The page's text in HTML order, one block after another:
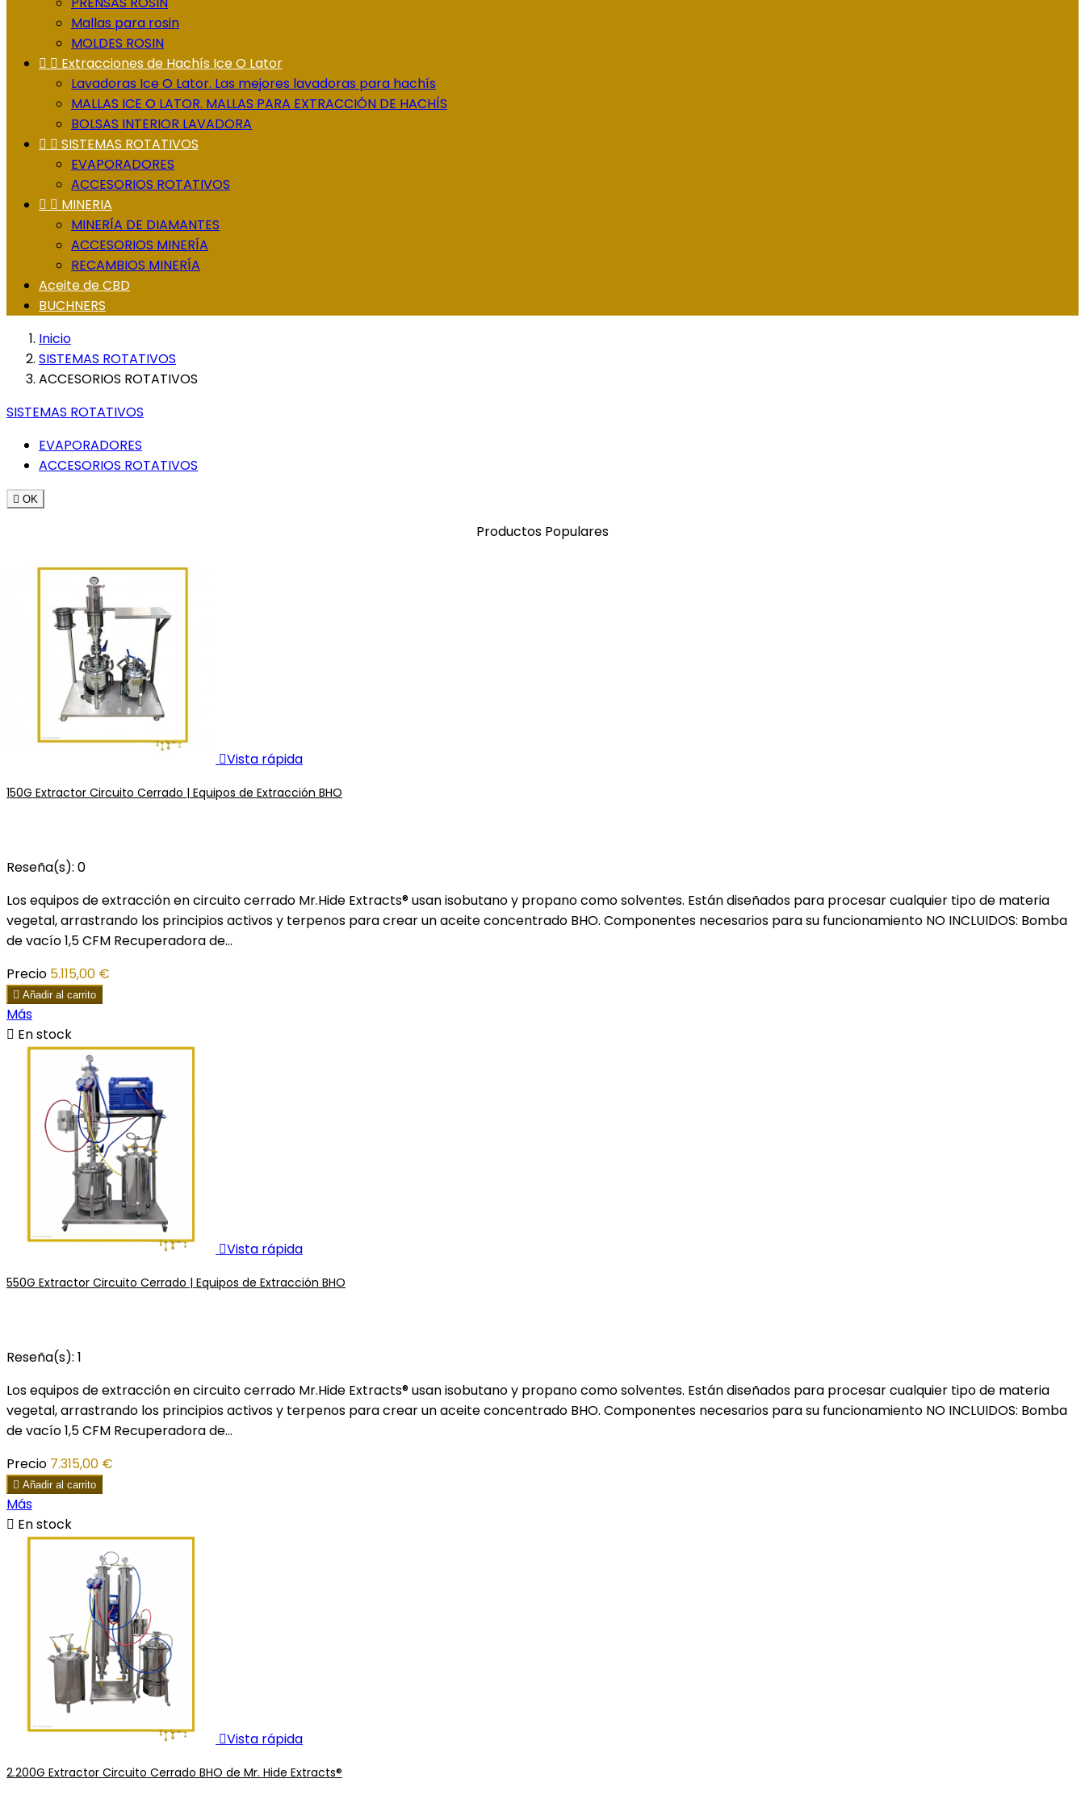
Mallas para rosin
MOLDES ROSIN
  Extracciones de Hachís Ice O Lator
Lavadoras Ice O Lator. Las mejores lavadoras para hachís
MALLAS ICE O LATOR. MALLAS PARA EXTRACCIÓN DE HACHÍS
BOLSAS INTERIOR LAVADORA
  SISTEMAS ROTATIVOS
EVAPORADORES
ACCESORIOS ROTATIVOS
  MINERIA
MINERÍA DE DIAMANTES
ACCESORIOS MINERÍA
RECAMBIOS MINERÍA
Aceite de CBD
BUCHNERS
Inicio
SISTEMAS ROTATIVOS
ACCESORIOS ROTATIVOS
SISTEMAS ROTATIVOS
EVAPORADORES
ACCESORIOS ROTATIVOS
 OK
Productos Populares
Vista rápida
150G Extractor Circuito Cerrado | Equipos de Extracción BHO
Reseña(s): 0
Los equipos de extracción en circuito cerrado Mr.Hide Extracts® usan isobutano y propano como solventes. Están diseñados para procesar cualquier tipo de materia
vegetal, arrastrando los principios activos y terpenos para crear un aceite concentrado BHO. Componentes necesarios para su funcionamiento NO INCLUIDOS: Bomba
de vacío 1,5 CFM Recuperadora de...
Precio 5.115,00 €
 Añadir al carrito
Más
 En stock
Vista rápida
550G Extractor Circuito Cerrado | Equipos de Extracción BHO
Reseña(s): 1
Los equipos de extracción en circuito cerrado Mr.Hide Extracts® usan isobutano y propano como solventes. Están diseñados para procesar cualquier tipo de materia
vegetal, arrastrando los principios activos y terpenos para crear un aceite concentrado BHO. Componentes necesarios para su funcionamiento NO INCLUIDOS: Bomba
de vacío 1,5 CFM Recuperadora de...
Precio 7.315,00 €
 Añadir al carrito
Más
 En stock
Vista rápida
2.200G Extractor Circuito Cerrado BHO de Mr. Hide Extracts®